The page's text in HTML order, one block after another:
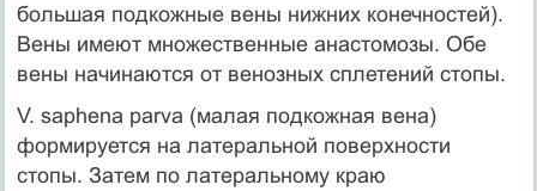
большая подкожные вены нижних конечностей).
Вены имеют множественные анастомозы. Обе
вены начинаются от венозных спле­тений стопы.
V. saphena parva (малая подкожная вена)
формируется на латераль­ной поверхности
стопы. Затем по латеральному краю